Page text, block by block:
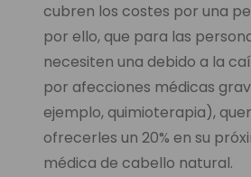
cubren los costes por una
por ello, que para las
necesiten una debido a la
por afecciones médicas
ejemplo, quimioterapia),
ofrecerles un 20% en su
médica de cabello natural.